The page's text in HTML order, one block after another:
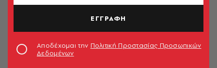
ΕΓΓΡΑΦΗ
Αποδέχομαι την Πολιτική Προστασίας Προσωπικών
Δεδομένων